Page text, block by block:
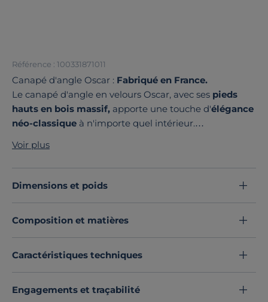
Référence : 100331871011
Canapé d'angle Oscar : Fabriqué en France.
Le canapé d'angle en velours Oscar, avec ses pieds
hauts en bois massif, apporte une touche d'élégance
néo-classique à n'importe quel intérieur.
seulement esthétique, il apporte également une
sensation de douceur unique.
Pour
compléter harmonieusement
coordonné qui rehaussera l'esthétique de votre salon.
Que vous receviez des amis ou que vous souhaitiez
simplement vous détendre après une longue journée,
Offrez à votre intérieur l'élégance qu'il mérite grâce à
Voir plus
Dimensions et poids
Composition et matières
Caractéristiques techniques
Engagements et traçabilité